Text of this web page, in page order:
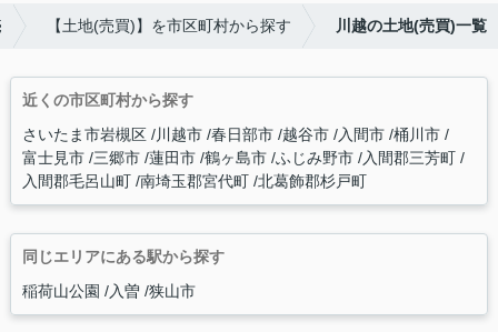
【土地(売買)】を市区町村から探す 川越の土地(売買)一覧
近くの市区町村から探す
さいたま市岩槻区 川越市 春日部市 越谷市 入間市 桶川市
富士見市 三郷市 蓮田市 鶴ヶ島市 ふじみ野市 入間郡三芳町
入間郡毛呂山町 南埼玉郡宮代町 北葛飾郡杉戸町
同じエリアにある駅から探す
稲荷山公園
入曽 狭山市